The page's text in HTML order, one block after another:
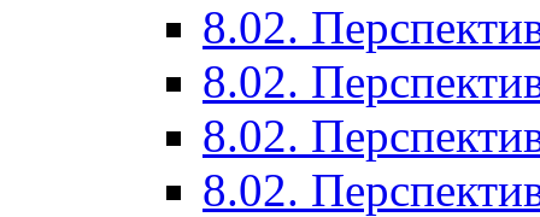
8.02.
8.02.
8.02.
8.02.